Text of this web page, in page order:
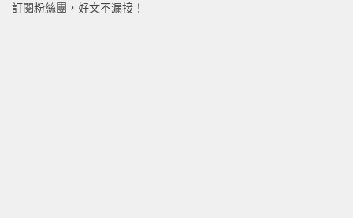
訂閱粉絲團，好文不漏接！